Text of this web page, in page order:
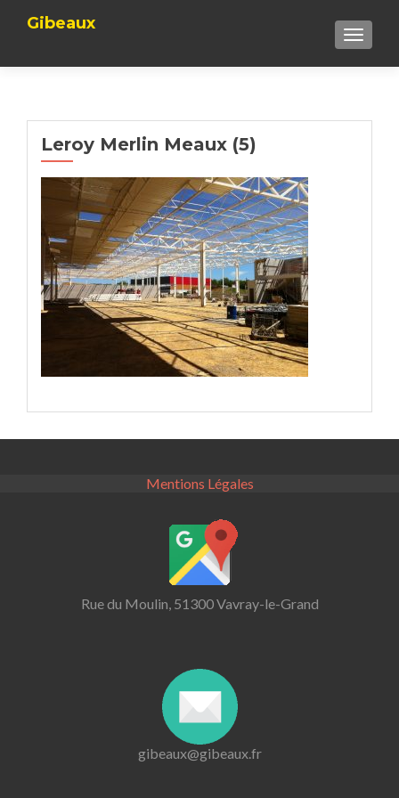
Gibeaux
Leroy Merlin Meaux (5)
Mentions Légales
Rue du Moulin, 51300 Vavray-le-Grand
gibeaux@gibeaux.fr